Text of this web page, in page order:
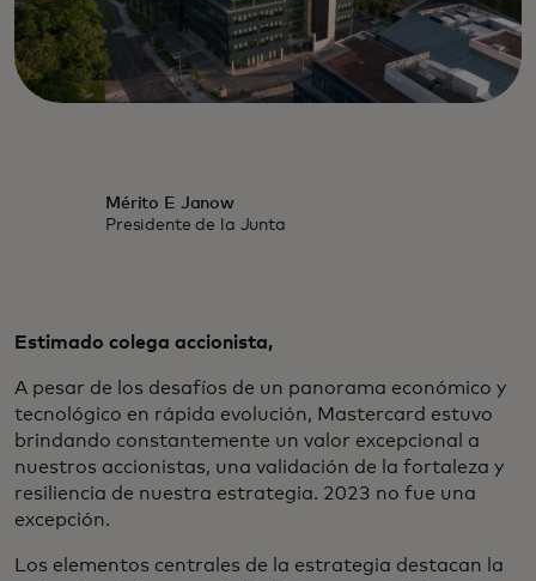
Mérito E Janow
Presidente de la Junta
Estimado colega accionista,
A pesar de los desafíos de un panorama económico y
tecnológico en rápida evolución, Mastercard estuvo
brindando constantemente un valor excepcional a
nuestros accionistas, una validación de la fortaleza y
resiliencia de nuestra estrategia. 2023 no fue una
excepción.
Los elementos centrales de la estrategia destacan la